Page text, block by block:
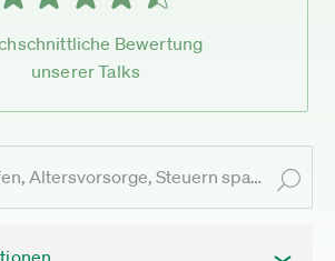
Bewertung
unserer Talks